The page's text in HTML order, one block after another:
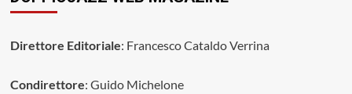
Direttore Editoriale: Francesco Cataldo Verrina
Condirettore: Guido Michelone